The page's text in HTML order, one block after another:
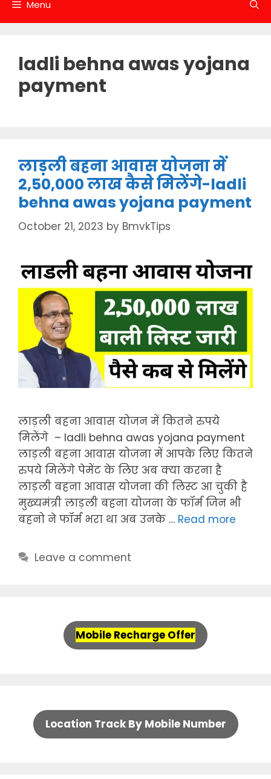
Menu
ladli behna awas yojana
payment
लाड़ली बहना आवास योजना में
2,50,000 लाख कैसे मिलेंगे-ladli
behna awas yojana payment
October 21, 2023 by BmvkTips
लाड़ली बहना आवास योजन में कितने रुपये
मिलेंगे – ladli behna awas yojana payment
लाड़ली बहना आवास योजना में आपके लिए कितने
रुपये मिलेंगे पेमेंट के लिए अब क्या करना है
लाड़ली बहना आवास योजना की लिस्ट आ चुकी है
मुख्यमंत्री लाड़ली बहना योजना के फॉर्म जिन भी
बहनो ने फॉर्म भरा था अब उनके … Read more
Leave a comment
Mobile Recharge Offer
Location Track By Mobile Number